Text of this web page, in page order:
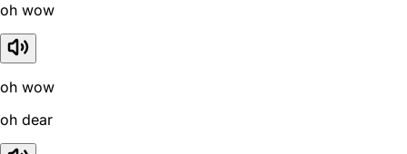
oh wow
oh wow
oh dear